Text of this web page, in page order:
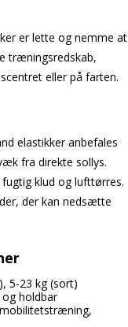
er lette og nemme at
træningsredskab,
eller på farten.
elastikker anbefales
fra direkte sollys.
klud og lufttørres.
der kan nedsætte
5-23 kg (sort)
holdbar